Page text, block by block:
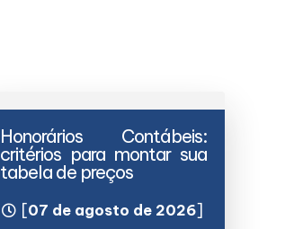
Honorários Contábeis:
critérios para montar sua
tabela de preços
[07 de agosto de 2026]